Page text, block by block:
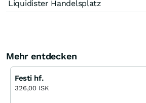
Liquidister Handelsplatz
Mehr entdecken
Festi hf.
326,00 ISK